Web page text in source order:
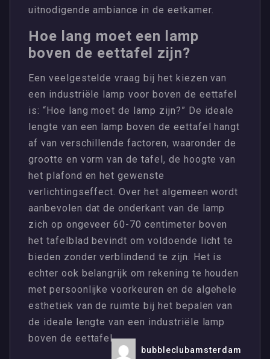
uitnodigende ambiance in de eetkamer.
Hoe lang moet een lamp
boven de eettafel zijn?
Een veelgestelde vraag bij het kiezen van
een industriële lamp voor boven de eettafel
is: “Hoe lang moet de lamp zijn?” De ideale
lengte van een lamp boven de eettafel hangt
af van verschillende factoren, waaronder de
grootte en vorm van de tafel, de hoogte van
het plafond en het gewenste
verlichtingseffect. Over het algemeen wordt
aanbevolen dat de onderkant van de lamp
zich op ongeveer 60-70 centimeter boven
het tafelblad bevindt om voldoende licht te
bieden zonder verblindend te zijn. Het is
echter ook belangrijk om rekening te houden
met persoonlijke voorkeuren en de algehele
esthetiek van de ruimte bij het bepalen van
de ideale lengte van een industriële lamp
boven de eettafel.
bubbleclubamsterdam